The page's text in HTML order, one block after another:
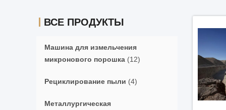
ВСЕ ПРОДУКТЫ
Машина для измельчения
микронового порошка (12)
Рециклирование пыли (4)
Металлургическая